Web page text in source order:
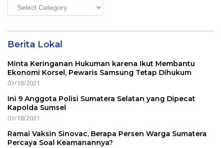
Main
Menu
Berita Lokal
Minta Keringanan Hukuman karena Ikut Membantu
Ekonomi Korsel, Pewaris Samsung Tetap Dihukum
01/18/2021
Ini 9 Anggota Polisi Sumatera Selatan yang Dipecat
Kapolda Sumsel
01/18/2021
Ramai Vaksin Sinovac, Berapa Persen Warga Sumatera
Percaya Soal Keamanannya?